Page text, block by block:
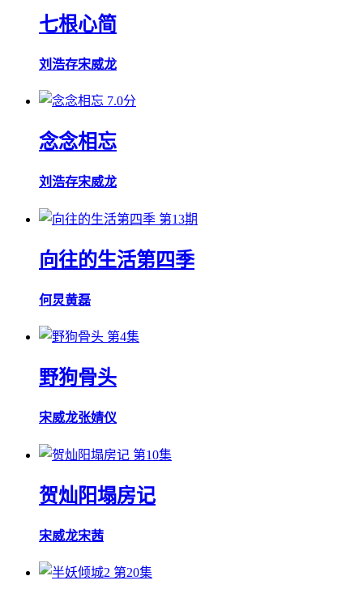
七根心简
刘浩存宋威龙
7.0分
念念相忘
刘浩存宋威龙
第13期
向往的生活第四季
何炅黄磊
第4集
野狗骨头
宋威龙张婧仪
第10集
贺灿阳塌房记
宋威龙宋茜
第20集